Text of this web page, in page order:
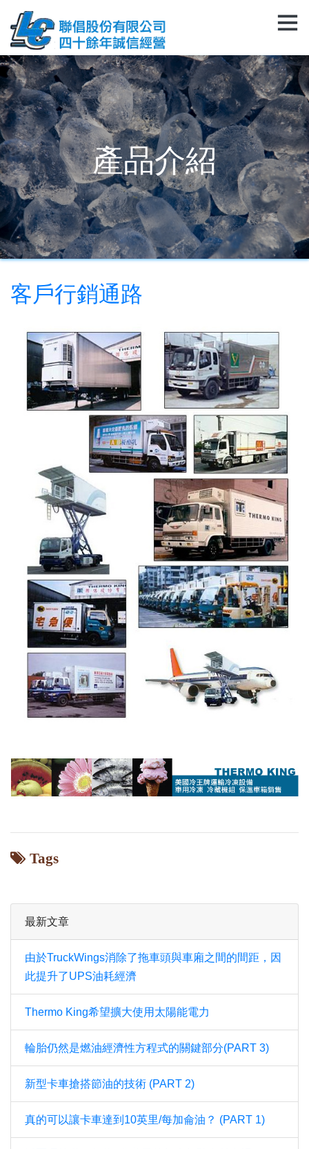
產品介紹
客戶行銷通路
Tags
最新文章
由於TruckWings消除了拖車頭與車廂之間的間距，因
此提升了UPS油耗經濟
Thermo King希望擴大使用太陽能電力
輪胎仍然是燃油經濟性方程式的關鍵部分(PART 3)
新型卡車搶搭節油的技術 (PART 2)
真的可以讓卡車達到10英里/每加侖油？ (PART 1)